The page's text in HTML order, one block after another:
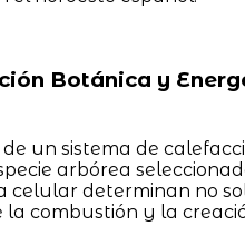
Botánica y
un sistema de
arbórea
celular determinan no
la combustión y la